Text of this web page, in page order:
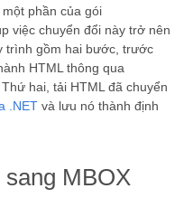
một phần của gói
việc chuyển đổi này trở nên
trình gồm hai bước, trước
HTML thông qua
Thứ hai, tải HTML đã chuyển
.NET và lưu nó thành định
MBOX